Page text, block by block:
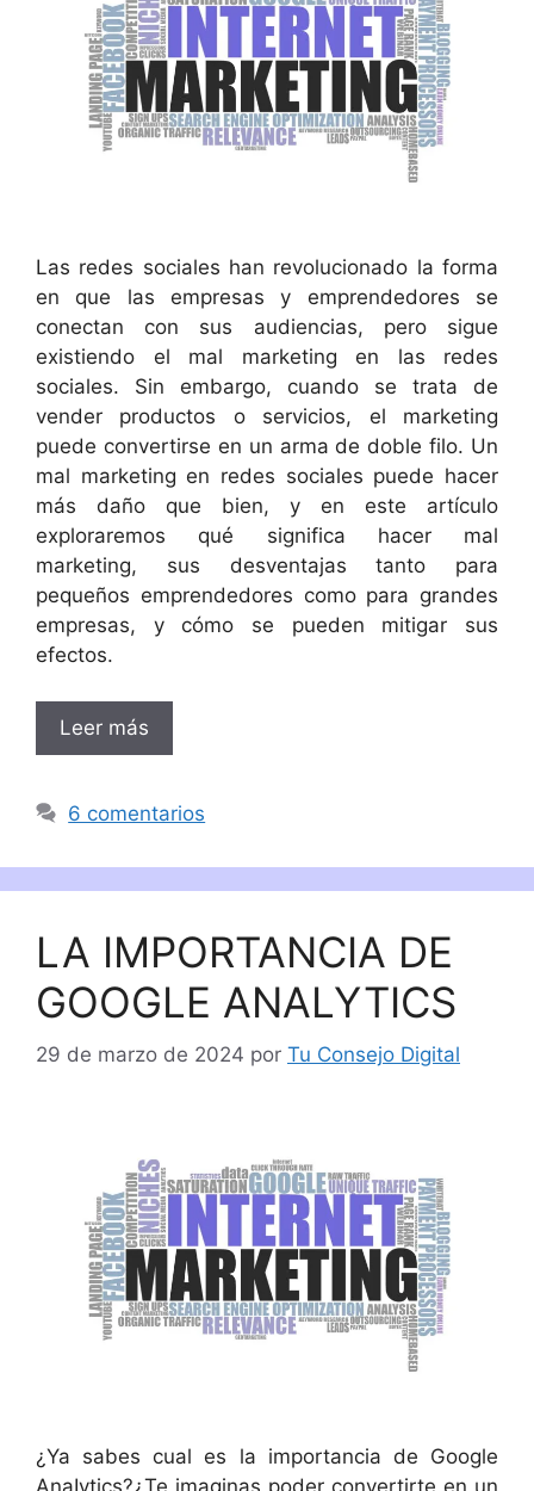
Las redes sociales han revolucionado la forma
en que las empresas y emprendedores se
conectan con sus audiencias, pero sigue
existiendo el mal marketing en las redes
sociales. Sin embargo, cuando se trata de
vender productos o servicios, el marketing
puede convertirse en un arma de doble filo. Un
mal marketing en redes sociales puede hacer
más daño que bien, y en este artículo
exploraremos qué significa hacer mal
marketing, sus desventajas tanto para
pequeños emprendedores como para grandes
empresas, y cómo se pueden mitigar sus
efectos.
Leer más
6 comentarios
LA IMPORTANCIA DE
GOOGLE ANALYTICS
29 de marzo de 2024 por Tu Consejo Digital
¿Ya sabes cual es la importancia de Google
AnaIytics?¿Te imaginas poder convertirte en un